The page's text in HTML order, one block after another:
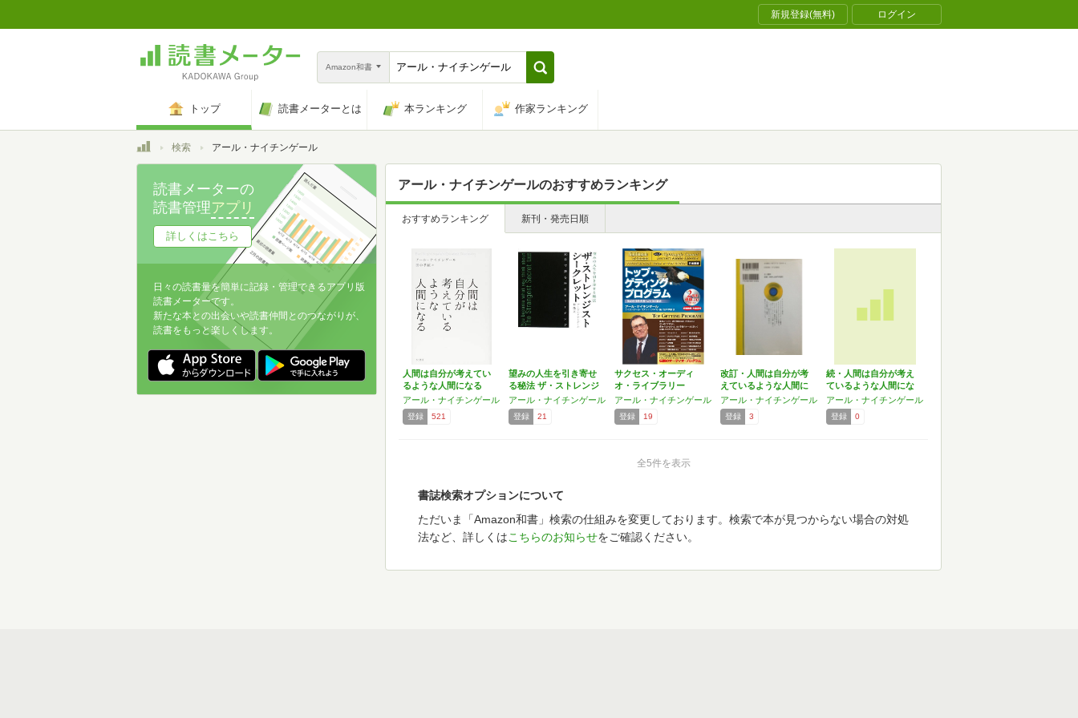
新規登録(無料) ログイン
Amazon和書
トップ 読書メーターとは 本ランキング 作家ランキング
トップ検索 アール・ナイチンゲール
アール・ナイチンゲールのおすすめランキング
おすすめランキング 新刊・発売日順
人間は自分が考えてい
るような人間になる
アール・ナイチンゲール
登録 521
望みの人生を引き寄せ
る秘法 ザ・ストレンジ
ス…
アール・ナイチンゲール
登録 21
サクセス・オーディ
オ・ライブラリー
Vol.2…
アール・ナイチンゲール
登録 19
改訂・人間は自分が考
えているような人間に
なる…
アール・ナイチンゲール
登録 3
続・人間は自分が考え
ているような人間にな
アール・ナイチンゲール
登録 0
全5件を表示
書誌検索オプションについて
ただいま「Amazon和書」検索の仕組みを変更しております。検索で本が見つからない場合の対処
法など、詳しくはこちらのお知らせをご確認ください。
読書メーターの
読書管理アプリ
詳しくはこちら
日々の読書量を簡単に記録・管理できるアプリ版
読書メーターです。
新たな本との出会いや読書仲間とのつながりが、
読書をもっと楽しくします。